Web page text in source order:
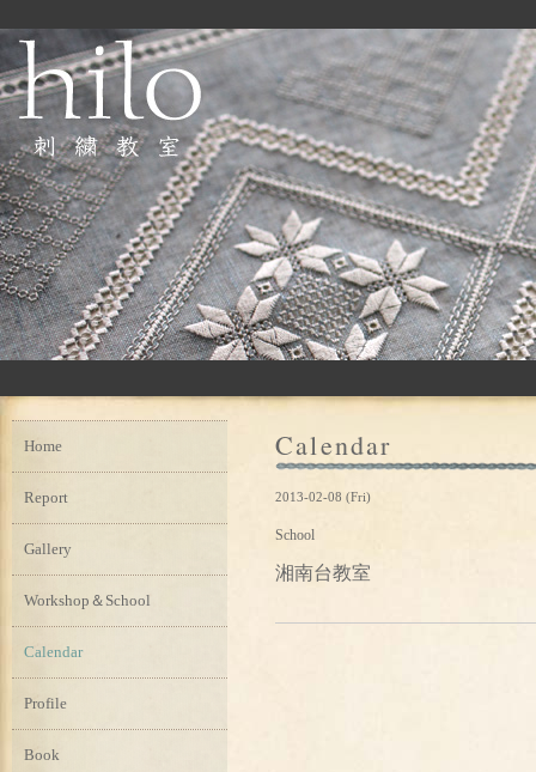
Calendar
2013-02-08 (Fri)
School
湘南台教室
Home
Report
Gallery
Workshop＆School
Calendar
Profile
Book